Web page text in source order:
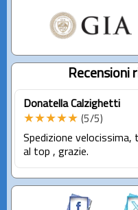
Recensioni
Donatella Calzighetti
★★★★★ (5/5)
Spedizione
al top , grazie.